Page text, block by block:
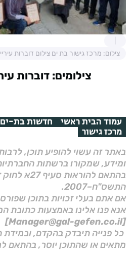
צילום: מרכז גישור בת ים צילום דוברות
צילומים: דוברות
עמוד הבית ראשי חדשות בת-ים
מרכז גישור
באתר זה עשוי להופיע תוכן,
ומידע, שמקורו ברשתות
בהתאם להוראות
התשס"ח–2007.
אם אתם בעלי זכויות בתוכן
אנא פנו אלינו באמצעות כתובת
[Manager@gal-gefen.co.il]
כל פנייה תיבדק בהקדם, ובמידת
מתאים או שהתוכן יוסר, בהתאם